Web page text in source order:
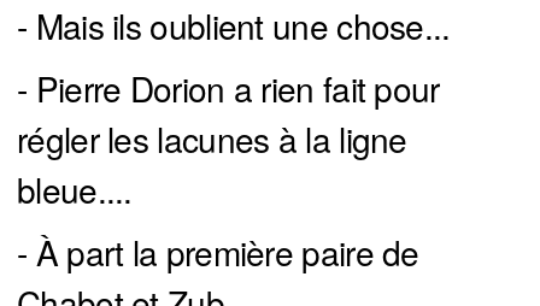
- Mais ils oublient une chose...
- Pierre Dorion a rien fait pour
régler les lacunes à la ligne
bleue....
- À part la première paire de